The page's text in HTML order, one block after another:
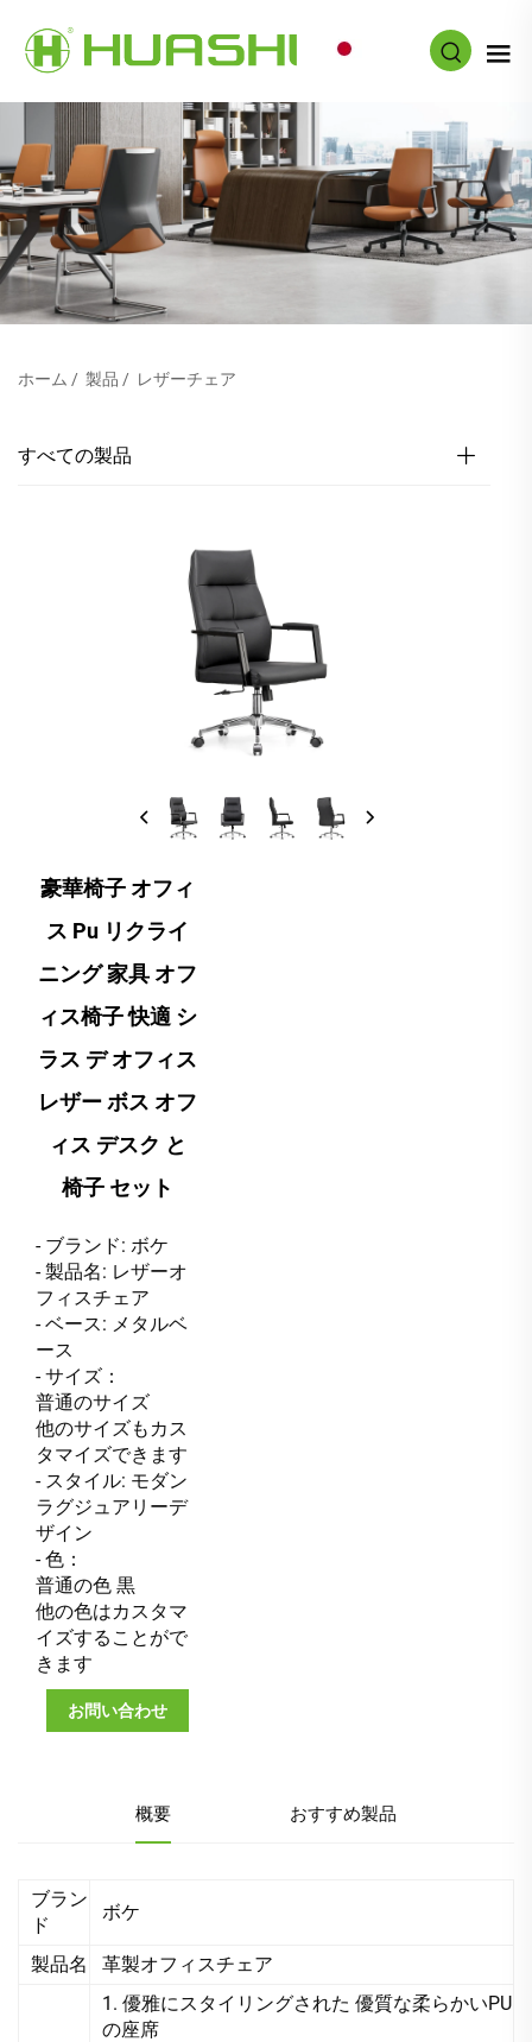
ホーム / 製品 / レザーチェア
すべての製品
豪華椅子 オフィ
ス Pu リクライ
ニング 家具 オフ
ィス椅子 快適 シ
ラス デ オフィス
レザー ボス オフ
ィス デスク と
椅子 セット
- ブランド: ボケ
- 製品名: レザーオ
フィスチェア
- ベース: メタルベ
ース
- サイズ：
普通のサイズ
他のサイズもカス
タマイズできます
- スタイル: モダン
ラグジュアリーデ
ザイン
- 色：
普通の色 黒
他の色はカスタマ
イズすることがで
きます
お問い合わせ
概要 おすすめ製品
ブラン
ド
ボケ
製品名 革製オフィスチェア
1. 優雅にスタイリングされた 優質な柔らかいPU
の座席